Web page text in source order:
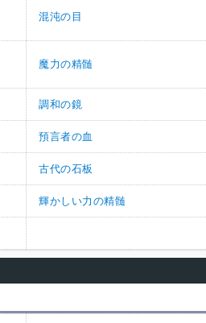
混沌の目
魔力の精髄
調和の鏡
預言者の血
古代の石板
輝かしい力の精髄